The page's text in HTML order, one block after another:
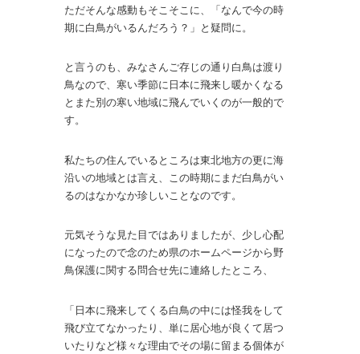
ただそんな感動もそこそこに、「なんで今の時
期に白鳥がいるんだろう？」と疑問に。
と言うのも、みなさんご存じの通り白鳥は渡り
鳥なので、寒い季節に日本に飛来し暖かくなる
とまた別の寒い地域に飛んでいくのが一般的で
す。
私たちの住んでいるところは東北地方の更に海
沿いの地域とは言え、この時期にまだ白鳥がい
るのはなかなか珍しいことなのです。
元気そうな見た目ではありましたが、少し心配
になったので念のため県のホームページから野
鳥保護に関する問合せ先に連絡したところ、
「日本に飛来してくる白鳥の中には怪我をして
飛び立てなかったり、単に居心地が良くて居つ
いたりなど様々な理由でその場に留まる個体が